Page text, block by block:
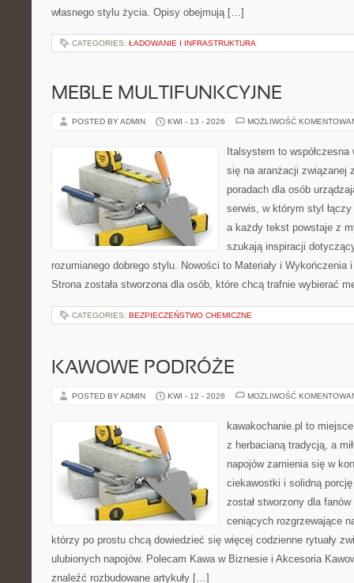
własnego stylu życia. Opisy obejmują […]
CATEGORIES: ŁADOWANIE I INFRASTRUKTURA
MEBLE MULTIFUNKCYJNE
POSTED BY ADMIN KWI - 13 - 2026 MOŻLIWOŚĆ
Italsystem to
się na aranżacji związanej
poradach dla osób
serwis, w którym styl
a każdy tekst powstaje z
szukają inspiracji
rozumianego dobrego stylu. Nowości to Materiały i Wykończenia
Strona została stworzona dla osób, które chcą trafnie wybierać
CATEGORIES: BEZPIECZEŃSTWO CHEMICZNE
KAWOWE PODRÓŻE
POSTED BY ADMIN KWI - 12 - 2026 MOŻLIWOŚĆ
kawakochanie.pl to
z herbacianą tradycją, a
napojów zamienia się w
ciekawostki i solidną
został stworzony dla
ceniących rozgrzewające
którzy po prostu chcą dowiedzieć się więcej codzienne rytuały
ulubionych napojów. Polecam Kawa w Biznesie i Akcesoria
znaleźć rozbudowane artykuły […]